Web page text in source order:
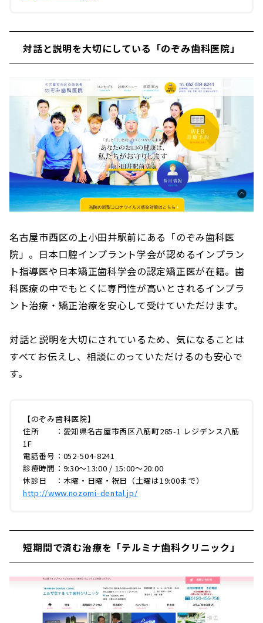
対話と説明を大切にしている「のぞみ歯科医院」
名古屋市西区の上小田井駅前にある「のぞみ歯科医
院」。日本口腔インプラント学会が認めるインプラン
ト指導医や日本矯正歯科学会の認定矯正医が在籍。歯
科医療の中でもとくに専門性が高いとされるインプラ
ント治療・矯正治療を安心して受けていただけます。
対話と説明を大切にされているため、気になることは
すべてお伝えし、相談にのっていただけるのも安心で
す。
【のぞみ歯科医院】
住所 ：愛知県名古屋市西区八筋町285-1 レジデンス八筋
1F
電話番号：052-504-8241
診療時間：9:30～13:00 / 15:00～20:00
休診日 ：木曜・日曜・祝日（土曜は19:00まで）
http://www.nozomi-dental.jp/
短期間で済む治療を「テルミナ歯科クリニック」